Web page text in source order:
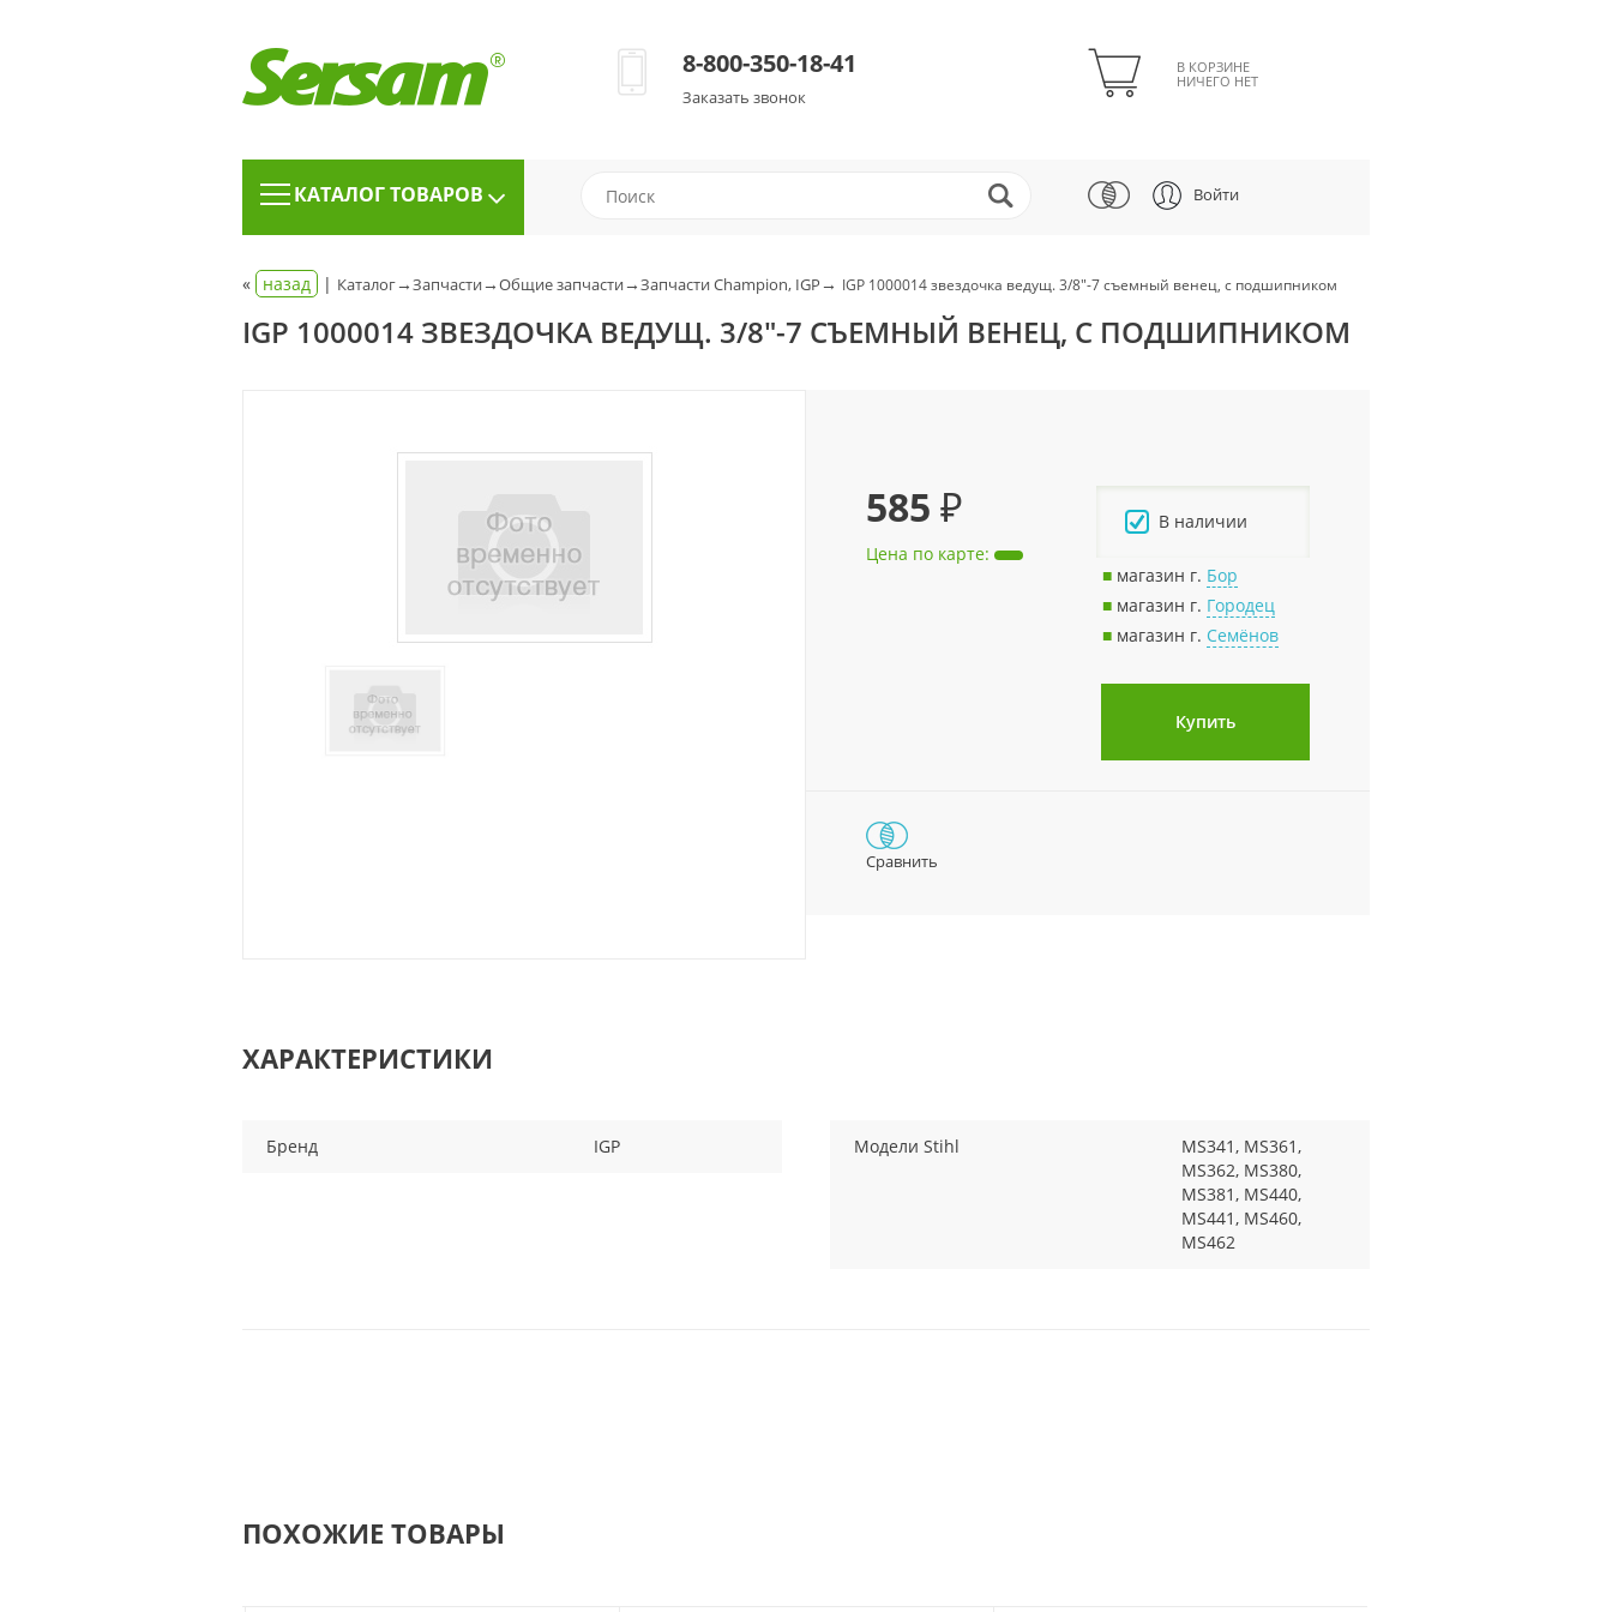
8-800-350-18-41
Заказать звонок
В КОРЗИНЕ
НИЧЕГО НЕТ
КАТАЛОГ ТОВАРОВ Войти
« назад | Каталог→Запчасти→Общие запчасти→Запчасти Champion, IGP→ IGP 1000014 звездочка ведущ. 3/8"-7 съемный венец, с подшипником
IGP 1000014 ЗВЕЗДОЧКА ВЕДУЩ. 3/8"-7 СЪЕМНЫЙ ВЕНЕЦ, С ПОДШИПНИКОМ
585 ₽
Цена по карте:
В наличии
■ магазин г. Бор
■ магазин г. Городец
■ магазин г. Семёнов
Купить
Сравнить
ХАРАКТЕРИСТИКИ
Бренд IGP Модели Stihl
MS341, MS361,
MS362, MS380,
MS381, MS440,
MS441, MS460,
MS462
ПОХОЖИЕ ТОВАРЫ